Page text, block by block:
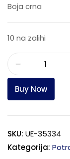
Boja crna
10 na zalihi
Buy Now
SKU: UE-35334
Kategorija: